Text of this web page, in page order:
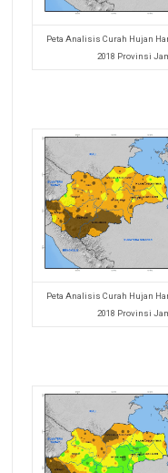
Peta Analisis Curah Hujan
2018 Provinsi
Peta Analisis Curah Hujan
2018 Provinsi